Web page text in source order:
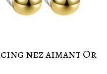
nez aimant Or